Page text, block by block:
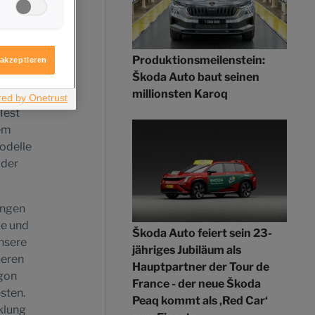
in
und
Produktionsmeilenstein:
Škoda Auto baut seinen
millionsten Karoq
Škoda Auto feiert sein 23-
jähriges Jubiläum als
Hauptpartner der Tour de
France - der neue Škoda
Peaq kommt als ‚Red Car‘